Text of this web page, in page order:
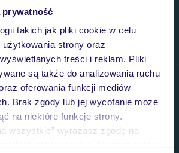
prywatność
takich jak pliki cookie w celu
strony oraz
treści i reklam. Pliki
są także do analizowania ruchu
oferowania funkcji mediów
Brak zgody lub jej wycofanie może
na niektóre funkcje strony.
wszystkie” wyrażasz zgodę na